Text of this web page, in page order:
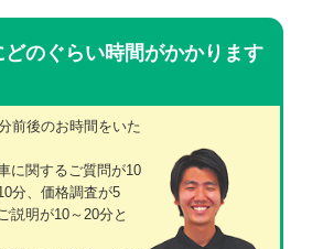
どのぐらい時間がかかります
前後のお時間をいた
に関するご質問が10
分、価格調査が5
説明が10～20分と